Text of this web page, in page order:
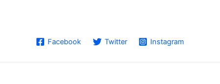
Facebook Twitter Instagram